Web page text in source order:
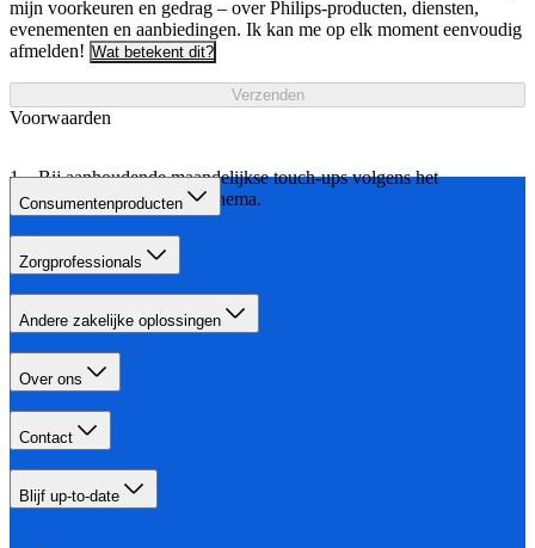
mijn voorkeuren en gedrag – over Philips-producten, diensten,
evenementen en aanbiedingen. Ik kan me op elk moment eenvoudig
afmelden! Wat betekent dit?
Verzenden
Voorwaarden
Bij aanhoudende maandelijkse touch-ups volgens het
aangegeven behandelschema.
Consumentenproducten
Zorgprofessionals
Andere zakelijke oplossingen
Over ons
Contact
Blijf up-to-date